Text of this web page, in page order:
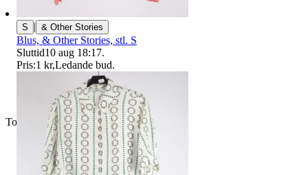
Toppsäljare
S | & Other Stories
Blus, & Other Stories, stl. S
Sluttid10 aug 18:17.
Pris:1 kr,Ledande bud.